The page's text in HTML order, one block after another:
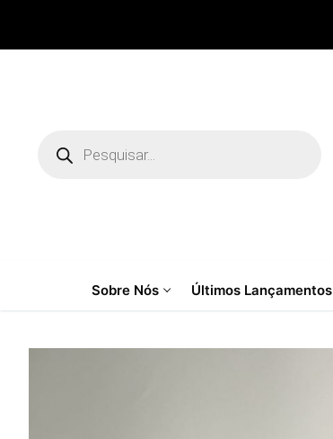
produtos
Sobre Nós Últimos Lançamentos